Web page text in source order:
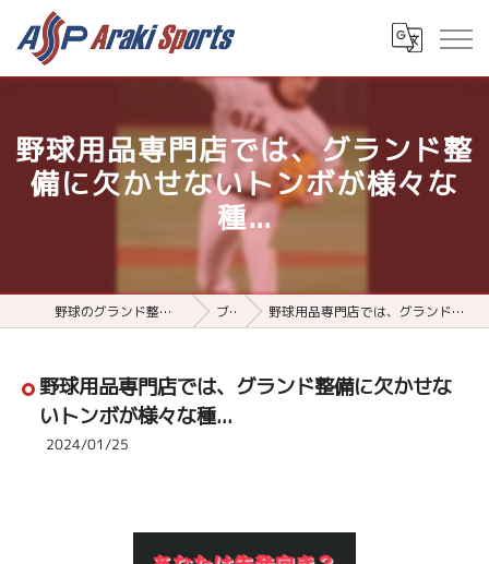
野球用品専門店では、グランド整
備に欠かせないトンボが様々な
種...
野球のグランド整備用品ならアラキスポーツ ブログ 野球用品専門店では、グランド整備に欠かせないトンボが様々な種...
野球用品専門店では、グランド整備に欠かせな
いトンボが様々な種...
2024/01/25